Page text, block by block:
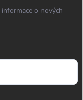
o nových